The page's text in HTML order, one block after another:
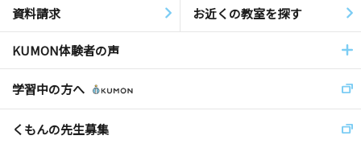
資料請求 お近くの教室を探す
KUMON体験者の声
学習中の方へ
くもんの先生募集